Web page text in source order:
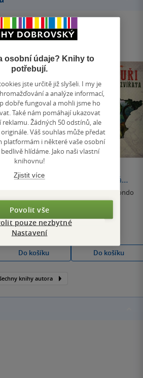
venkově
pevná vazba
Kč
Běžně359 Kč
Do košíku
prehistorická
Francisco Arredondo
0.0
hvězdiček
411 Kč
Do košíku
knihy autora
osobní údaje? Knihy to
potřebují.
jste určitě již slyšeli. I my je
a analýze informací,
dobře fungoval a mohli jsme ho
Také nám pomáhají ukazovat
reklamu. Žádných 50 odstínů, ale
Váš souhlas může předat
platformám i některé vaše osobní
bedlivě hlídáme. Jako naši vlastní
knihovnu!
Zjistit více
Povolit vše
pouze nezbytné
Nastavení